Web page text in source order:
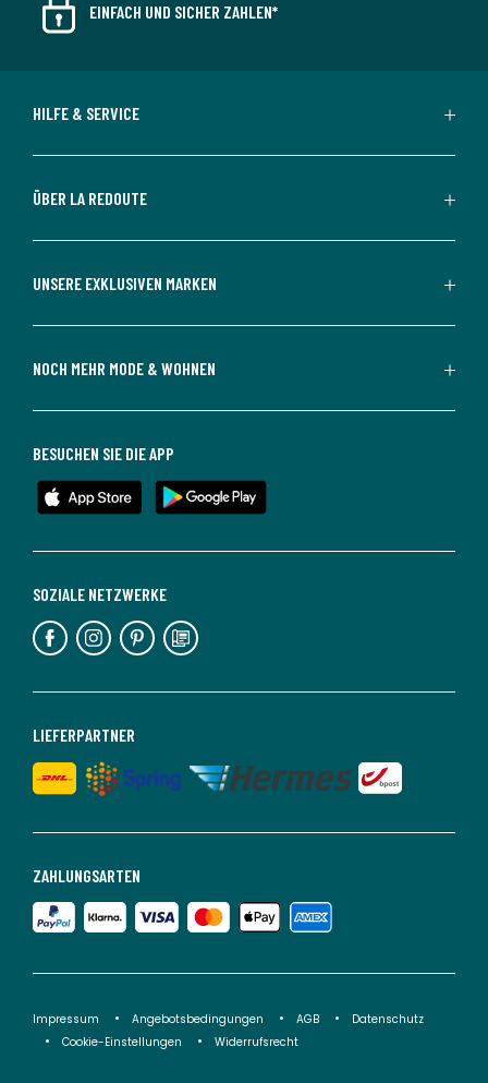
EINFACH UND SICHER ZAHLEN*
HILFE & SERVICE
ÜBER LA REDOUTE
UNSERE EXKLUSIVEN MARKEN
NOCH MEHR MODE & WOHNEN
ZAHLUNGSARTEN
LIEFERPARTNER
SOZIALE NETZWERKE
BESUCHEN SIE DIE APP
Impressum Angebotsbedingungen AGB
Datenschutz
Cookie-Einstellungen
Widerrufsrecht